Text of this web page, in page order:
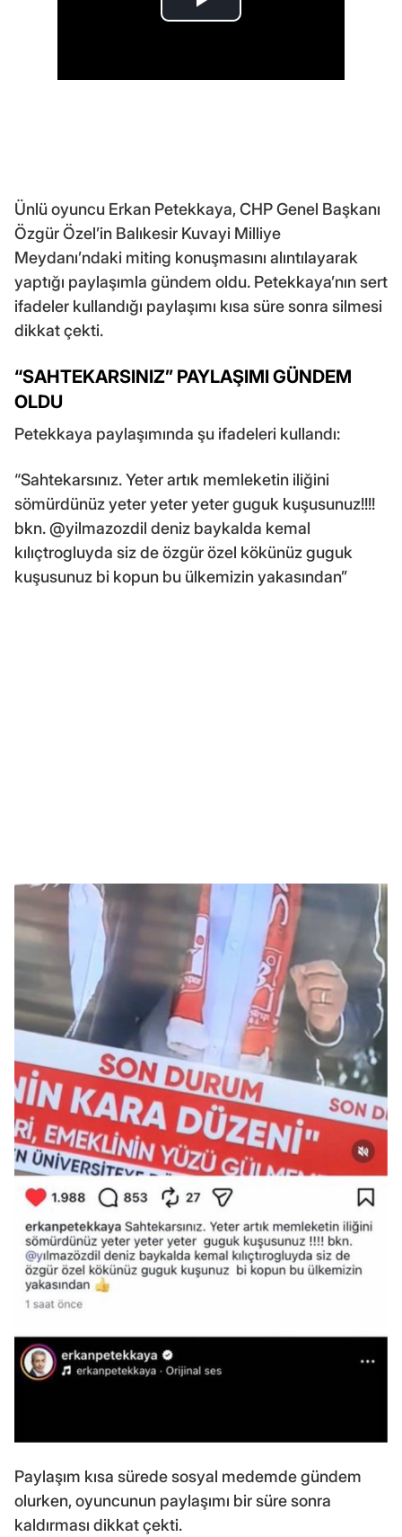
Ünlü oyuncu Erkan Petekkaya, CHP Genel Başkanı
Özgür Özel’in Balıkesir Kuvayi Milliye
Meydanı’ndaki miting konuşmasını alıntılayarak
yaptığı paylaşımla gündem oldu. Petekkaya’nın sert
ifadeler kullandığı paylaşımı kısa süre sonra silmesi
dikkat çekti.
“SAHTEKARSINIZ” PAYLAŞIMI GÜNDEM
OLDU
Petekkaya paylaşımında şu ifadeleri kullandı:
“Sahtekarsınız. Yeter artık memleketin iliğini
sömürdünüz yeter yeter yeter guguk kuşusunuz!!!!
bkn. @yilmazozdil deniz baykalda kemal
kılıçtrogluyda siz de özgür özel kökünüz guguk
kuşusunuz bi kopun bu ülkemizin yakasından”
Paylaşım kısa sürede sosyal medemde gündem
olurken, oyuncunun paylaşımı bir süre sonra
kaldırması dikkat çekti.